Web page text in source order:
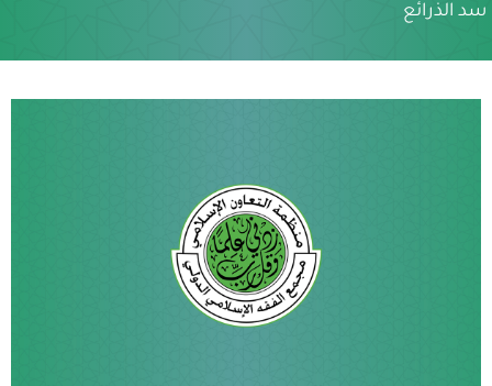
سد الذرائع